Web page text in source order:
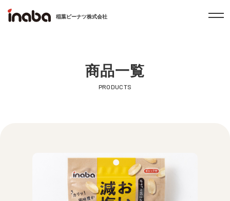
稲葉ピーナツ株式会社
商品一覧
PRODUCTS